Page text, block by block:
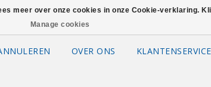
OVER ONS KLANTENSERVICE
meer over onze cookies in onze Cookie-verklaring.
Manage cookies